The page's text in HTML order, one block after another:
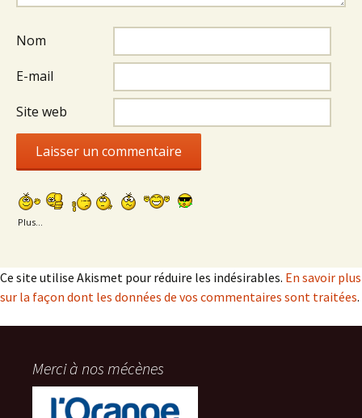
Nom
E-mail
Site web
Plus...
Ce site utilise Akismet pour réduire les indésirables. En savoir plus
sur la façon dont les données de vos commentaires sont traitées.
Merci à nos mécènes